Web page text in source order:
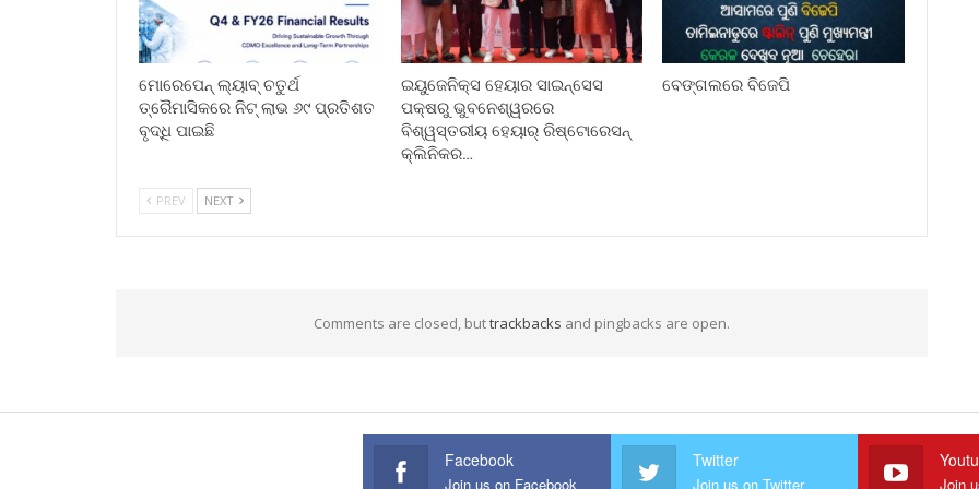
ମୋରେପେନ୍ ଲ୍ୟାବ୍ ଚତୁର୍ଥ
ତ୍ରୈମାସିକରେ ନିଟ୍ ଲାଭ ୬୯ ପ୍ରତିଶତ
ବୃଦ୍ଧି ପାଇଛି
ଇୟୁଜେନିକ୍ସ ହେୟାର ସାଇନ୍ସେସ
ପକ୍ଷରୁ ଭୁବନେଶ୍ୱରରେ
ବିଶ୍ୱସ୍ତରୀୟ ହେୟାର୍ ରିଷ୍ଟୋରେସନ୍
କ୍ଲିନିକର…
ବେଙ୍ଗଲରେ ବିଜେପି
PREV NEXT
Comments are closed, buttrackbacks and pingbacks are open.
Facebook
Join us on Facebook
Twitter
Join us on Twitter Join